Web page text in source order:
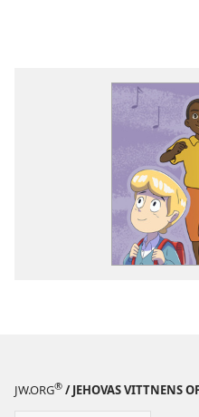
JW.ORG® / JEHOVAS VITTNENS